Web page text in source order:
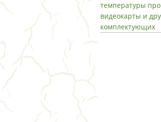
температуры
видеокарты и
комплектующих